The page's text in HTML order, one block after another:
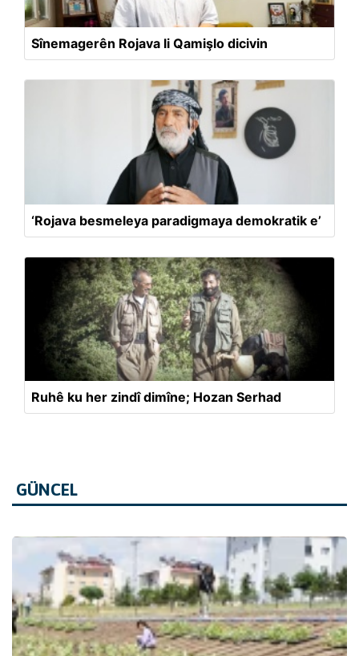
Sînemagerên Rojava li Qamişlo dicivin
‘Rojava besmeleya paradigmaya demokratik e’
Ruhê ku her zindî dimîne; Hozan Serhad
GÜNCEL